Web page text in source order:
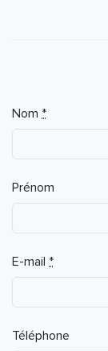
If you
are a
this
field
Nom *
Prénom
E-mail *
Téléphone